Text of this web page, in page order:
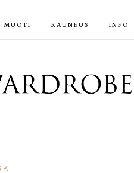
MUOTI KAUNEUS INFO